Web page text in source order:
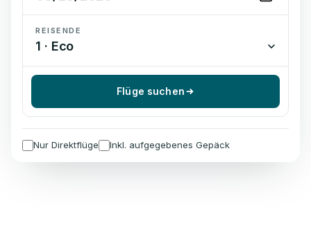
REISENDE
1 · Eco
Flüge suchen
Nur Direktflüge Inkl. aufgegebenes Gepäck